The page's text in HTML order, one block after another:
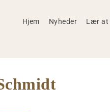
Hjem Nyheder Lær at